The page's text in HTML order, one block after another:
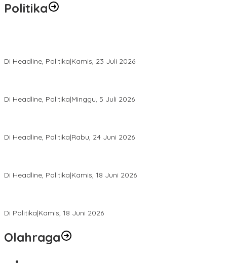
Politika
Di Headline, Politika|Kamis, 23 Juli 2026
Di Headline, Politika|Minggu, 5 Juli 2026
Di Headline, Politika|Rabu, 24 Juni 2026
Di Headline, Politika|Kamis, 18 Juni 2026
Di Politika|Kamis, 18 Juni 2026
Olahraga